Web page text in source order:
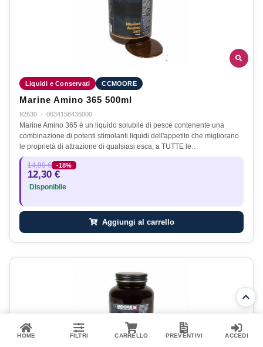
Liquidi e Conservati CCMOORE
Marine Amino 365 500ml
92630 · 0634158436000
Marine Amino 365 è un liquido solubile di pesce contenente una
combinazione di potenti stimolanti liquidi dell'appetito che migliorano
le proprietà di attrazione di qualsiasi esca, a TUTTE le…
14,99 € -18%
12,30 €
Disponibile
Aggiungi al carrello
HOME FILTRI CARRELLO PREVENTIVI ACCEDI